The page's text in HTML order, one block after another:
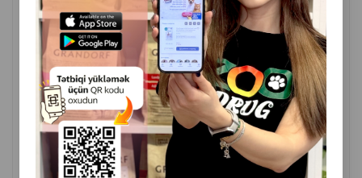
Масса Цена
Купить
1 шт
25.00
КУПИТЬ